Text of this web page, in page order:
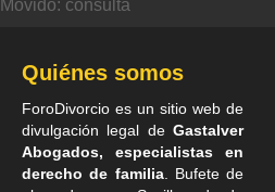
Movido: consulta
Quiénes somos
ForoDivorcio es un sitio web de
divulgación legal de Gastalver
Abogados, especialistas en
derecho de familia. Bufete de